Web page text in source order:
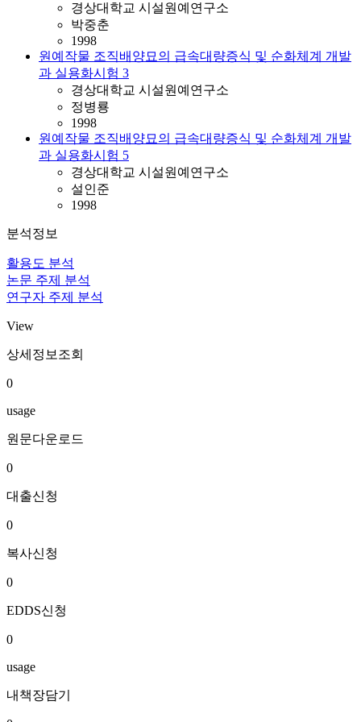
경상대학교 시설원예연구소
박중춘
1998
원예작물 조직배양묘의 급속대량증식 및 순화체계 개발
과 실용화시험 3
경상대학교 시설원예연구소
정병룡
1998
원예작물 조직배양묘의 급속대량증식 및 순화체계 개발
과 실용화시험 5
경상대학교 시설원예연구소
설인준
1998
분석정보
활용도 분석
논문 주제 분석
연구자 주제 분석
View
상세정보조회
0
usage
원문다운로드
0
대출신청
0
복사신청
0
EDDS신청
0
usage
내책장담기